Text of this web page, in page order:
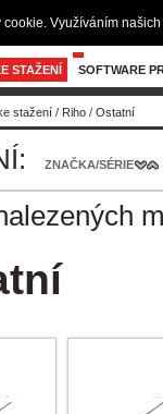
STAŽENÍ SOFTWARE
stažení / Riho / Ostatní
ZNAČKA/SÉRIE
Využíváním